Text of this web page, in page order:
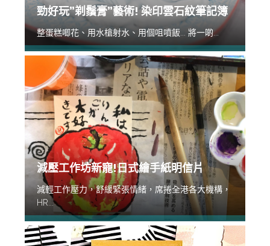
勁好玩”剃鬚膏”藝術! 染印雲石紋筆記簿
整蛋糕唧花、用水槍射水、用個咀噴飯... 將一啲...
減壓工作坊新寵!日式繪手紙明信片
減輕工作壓力，舒緩緊張情緒，席捲全港各大機構，
HR...